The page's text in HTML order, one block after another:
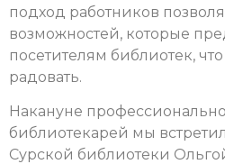
подход работников
возможностей, которые
посетителям библиотек,
радовать.
Накануне
библиотекарей мы
Сурской библиотеки